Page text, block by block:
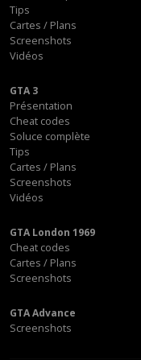
Tips
Cartes / Plans
Screenshots
Vidéos
GTA 3
Présentation
Cheat codes
Soluce complète
Tips
Cartes / Plans
Screenshots
Vidéos
GTA London 1969
Cheat codes
Cartes / Plans
Screenshots
GTA Advance
Screenshots